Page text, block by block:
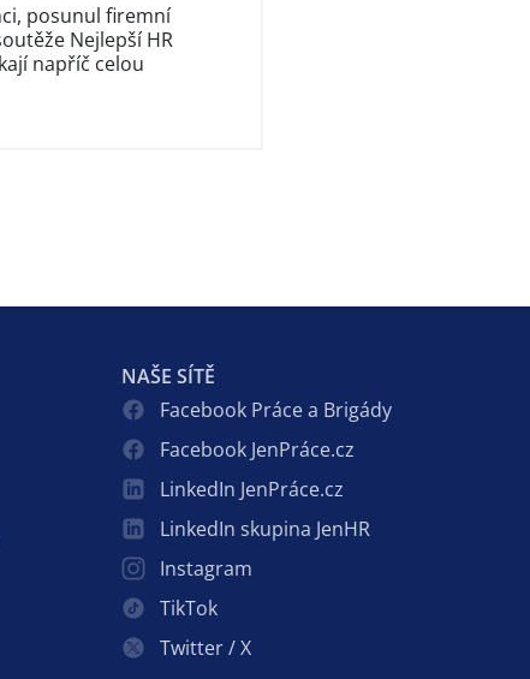
posunul firemní
Nejlepší HR
napříč celou
NAŠE SÍTĚ
Facebook Práce a Brigády
Facebook JenPráce.cz
LinkedIn JenPráce.cz
LinkedIn skupina JenHR
Instagram
TikTok
Twitter / X